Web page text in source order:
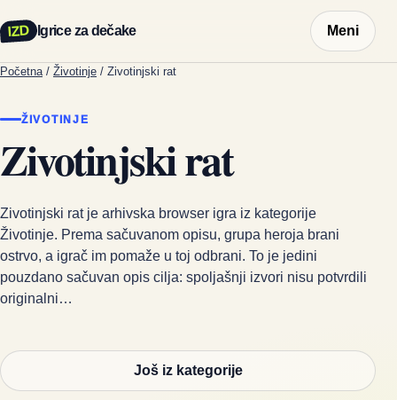
IZD Igrice za dečake Meni
Početna / Životinje / Zivotinjski rat
ŽIVOTINJE
Zivotinjski rat
Zivotinjski rat je arhivska browser igra iz kategorije
Životinje. Prema sačuvanom opisu, grupa heroja brani
ostrvo, a igrač im pomaže u toj odbrani. To je jedini
pouzdano sačuvan opis cilja: spoljašnji izvori nisu potvrdili
originalni…
Još iz kategorije